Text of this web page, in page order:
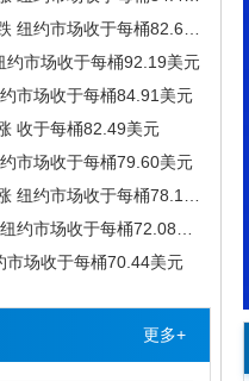
约市场收于每桶92.19美元
市场收于每桶84.91美元
收于每桶82.49美元
市场收于每桶79.60美元
市场收于每桶70.44美元
更多+